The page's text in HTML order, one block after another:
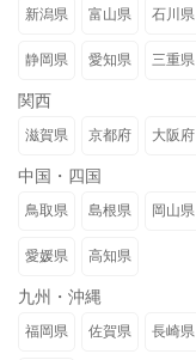
新潟県 富山県 石川県
静岡県 愛知県 三重県
関西
滋賀県 京都府 大阪府
中国・四国
鳥取県 島根県 岡山県
愛媛県 高知県
九州・沖縄
福岡県 佐賀県 長崎県